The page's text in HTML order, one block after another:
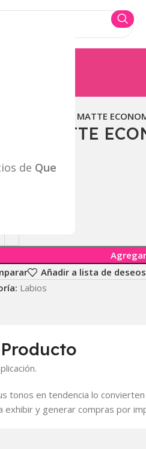
de Que
LABIAL MATTE
MATTE
Añadir a lista de deseos
Labios
tonos en tendencia lo
exhibir y generar compras por